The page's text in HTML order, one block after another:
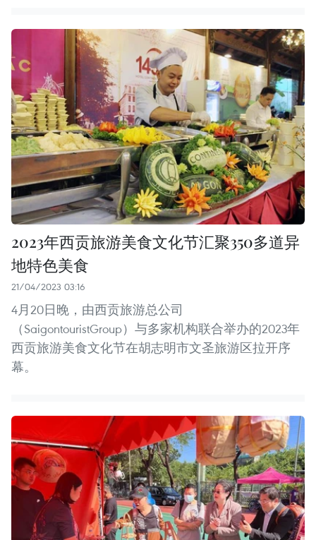
2023年西贡旅游美食文化节汇聚350多道异
地特色美食
21/04/2023 03:16
4月20日晚，由西贡旅游总公司
（SaigontouristGroup）与多家机构联合举办的2023年
西贡旅游美食文化节在胡志明市文圣旅游区拉开序
幕。